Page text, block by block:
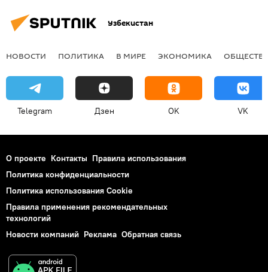
Узбекистан
НОВОСТИ ПОЛИТИКА В МИРЕ ЭКОНОМИКА
Telegram Дзен OK VK
О проекте Контакты Правила использования
Политика конфиденциальности
Политика использования Cookie
Правила применения рекомендательных
технологий
Новости компаний Реклама Обратная связь